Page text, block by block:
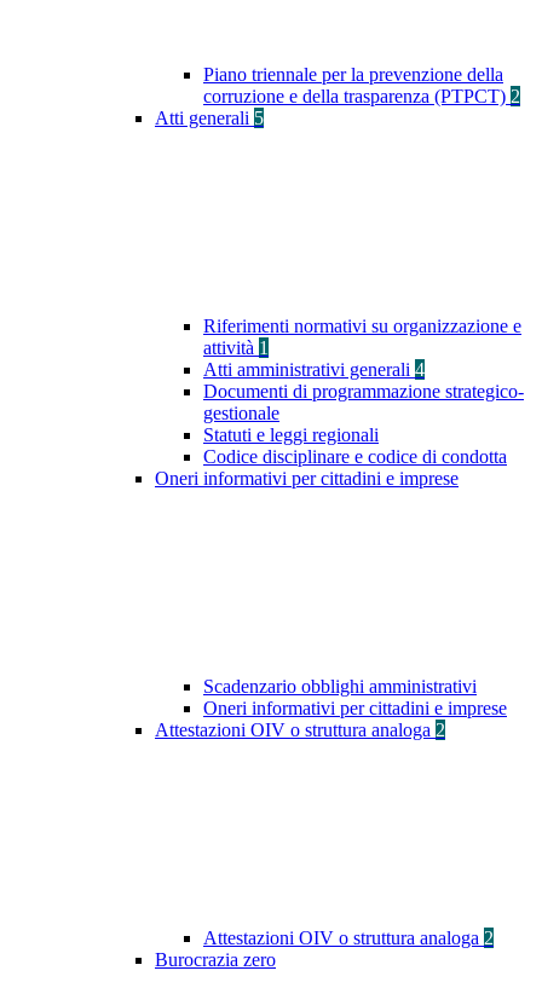
Piano triennale per la prevenzione della
corruzione e della trasparenza (PTPCT) 2
Atti generali 5
Riferimenti normativi su organizzazione e
attività 1
Atti amministrativi generali 4
Documenti di programmazione strategico-
gestionale
Statuti e leggi regionali
Codice disciplinare e codice di condotta
Oneri informativi per cittadini e imprese
Scadenzario obblighi amministrativi
Oneri informativi per cittadini e imprese
Attestazioni OIV o struttura analoga 2
Attestazioni OIV o struttura analoga 2
Burocrazia zero